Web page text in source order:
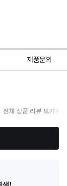
제품문의